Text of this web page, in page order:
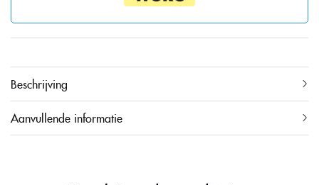
Beschrijving
Aanvullende informatie